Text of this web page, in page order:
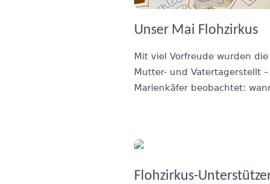
Unser Mai Flohzirkus
Mit viel Vorfreude wurden
Mutter- und Vatertagerstellt
Marienkäfer beobachtet:
Flohzirkus-